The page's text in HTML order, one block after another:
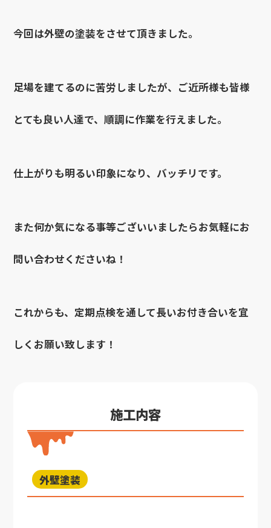
今回は外壁の塗装をさせて頂きました。
足場を建てるのに苦労しましたが、ご近所様も皆様
とても良い人達で、順調に作業を行えました。
仕上がりも明るい印象になり、バッチリです。
また何か気になる事等ございいましたらお気軽にお
問い合わせくださいね！
これからも、定期点検を通して長いお付き合いを宜
しくお願い致します！
施工内容
外壁塗装